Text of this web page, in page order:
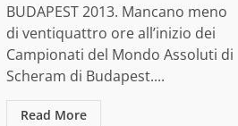
BUDAPEST 2013. Mancano meno
di ventiquattro ore all’inizio dei
Campionati del Mondo Assoluti di
Scheram di Budapest....
Read More